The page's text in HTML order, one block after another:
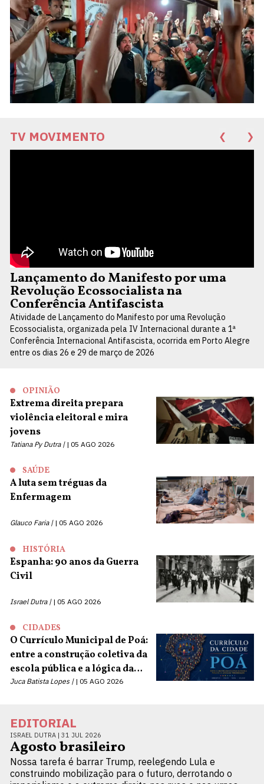
TV MOVIMENTO ❮ ❯
Lançamento do Manifesto por uma
Revolução Ecossocialista na
Conferência Antifascista
Atividade de Lançamento do Manifesto por uma Revolução
Ecossocialista, organizada pela IV Internacional durante a 1ª
Conferência Internacional Antifascista, ocorrida em Porto Alegre
entre os dias 26 e 29 de março de 2026
OPINIÃO
Extrema direita prepara
violência eleitoral e mira
jovens
Tatiana Py Dutra | 05 AGO 2026
SAÚDE
A luta sem tréguas da
Enfermagem
Glauco Faria | 05 AGO 2026
HISTÓRIA
Espanha: 90 anos da Guerra
Civil
Israel Dutra | 05 AGO 2026
CIDADES
O Currículo Municipal de Poá:
entre a construção coletiva da
escola pública e a lógica da
terceirização
Juca Batista Lopes | 05 AGO 2026
EDITORIAL
ISRAEL DUTRA | 31 JUL 2026
Agosto brasileiro
Nossa tarefa é barrar Trump, reelegendo Lula e
construindo mobilização para o futuro, derrotando o